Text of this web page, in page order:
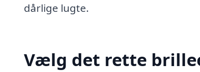
dårlige lugte.
Vælg det rette